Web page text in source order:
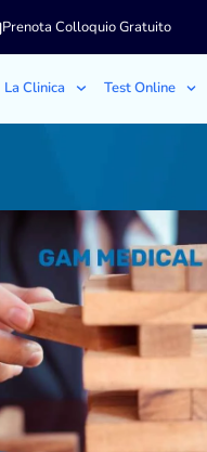
Prenota Colloquio Gratuito
La Clinica Test Online